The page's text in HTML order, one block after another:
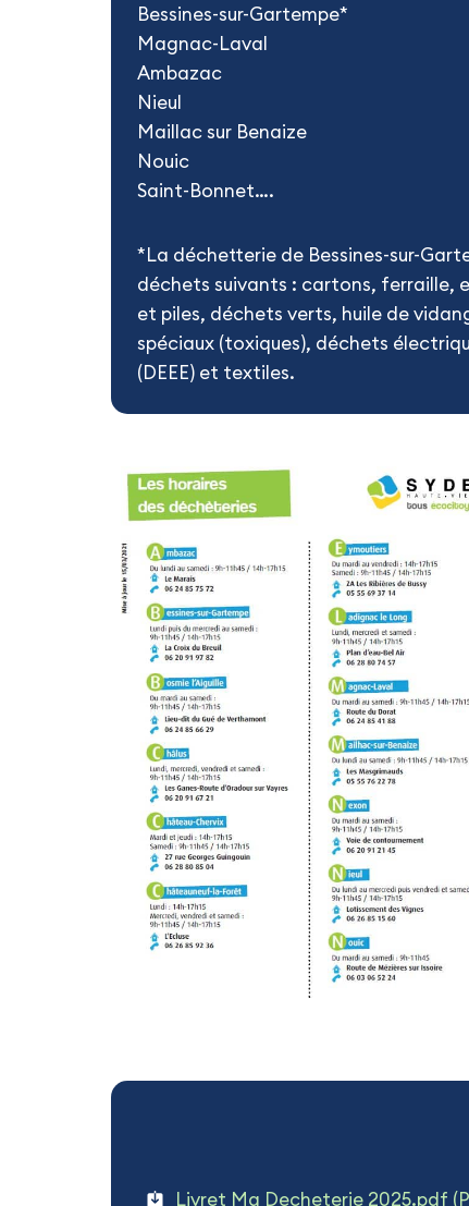
Bessines-sur-Gartempe*
Magnac-Laval
Ambazac
Nieul
Maillac sur Benaize
Nouic
Saint-Bonnet….
*La déchetterie de Bessines-sur-
déchets suivants : cartons, ferraille,
et piles, déchets verts, huile de
spéciaux (toxiques), déchets
(DEEE) et textiles.
Livret Ma Decheterie 2025.pdf